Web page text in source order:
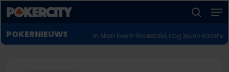
Skip
to
main
content
POKERNIEUWS
vallen af aan Main Event-finaletafel, nog zeven kanshebbers over ♣︎ Dirk
Menu
sluiten